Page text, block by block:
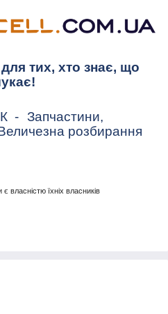
для тих, хто знає, що
- Запчастини,
розбирання
є власністю їхніх власників